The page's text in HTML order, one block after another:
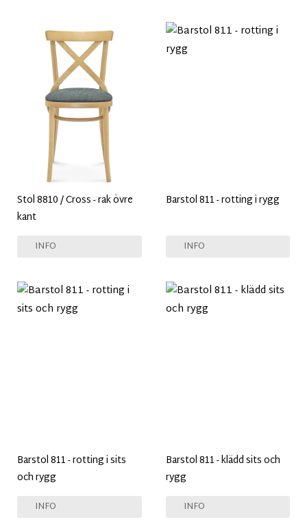
Stol 8810 / Cross - rak övre
kant
INFO
Barstol 811 - rotting i rygg
INFO
Barstol 811 - rotting i sits
och rygg
INFO
Barstol 811 - klädd sits och
rygg
INFO